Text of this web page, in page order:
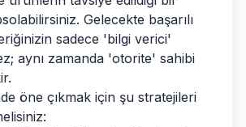
Gelecekte başarılı
sadece 'bilgi verici'
aynı zamanda 'otorite' sahibi
öne çıkmak için şu stratejileri